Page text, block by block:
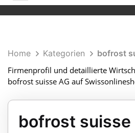
Home Kategorien
bofrost
Firmenprofil und detaillierte
bofrost suisse AG auf
bofrost suisse